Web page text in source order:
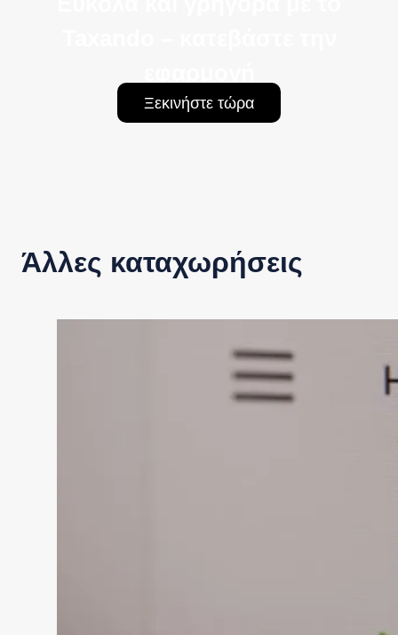
Ξεκινήστε τώρα
Άλλες καταχωρήσεις